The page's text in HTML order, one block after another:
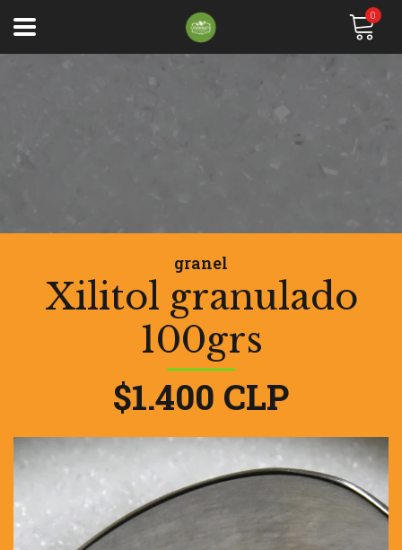
0
granel
Xilitol granulado
100grs
$1.400 CLP